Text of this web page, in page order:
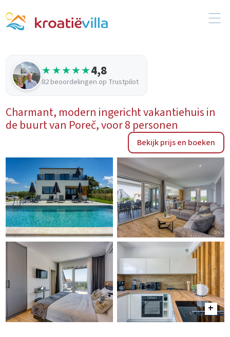
★★★★★4,8
82 beoordelingen op Trustpilot
Charmant, modern ingericht vakantiehuis in
de buurt van Poreč, voor 8 personen
Bekijk prijs en boeken